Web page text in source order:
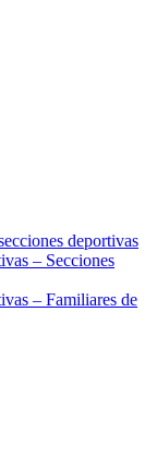
deportivas
– Secciones
– Familiares de